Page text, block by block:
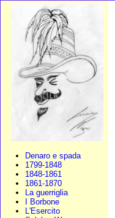
Denaro e spada
1799-1848
1848-1861
1861-1870
La guerriglia
I Borbone
L'Esercito